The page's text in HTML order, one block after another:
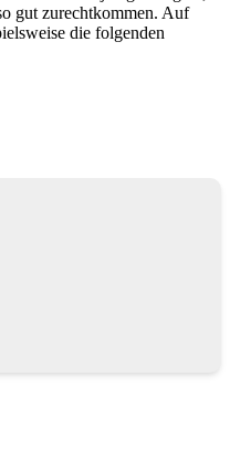
gut zurechtkommen. Auf
die folgenden